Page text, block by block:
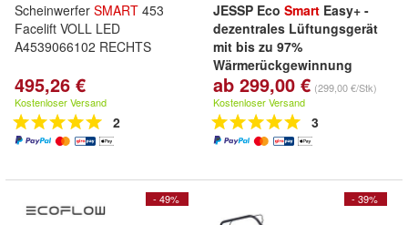
Scheinwerfer SMART 453
Facelift VOLL LED
A4539066102 RECHTS
495,26 €
Kostenloser Versand
2
JESSP Eco Smart Easy+ -
dezentrales Lüftungsgerät
mit bis zu 97%
Wärmerückgewinnung
dezentrale Wohnraumlüftung
mit F7-Filter & externem
Controller, kabelgebunden
ab 299,00 € (299,00 €/Stk)
Kostenloser Versand
3
- 49% - 39%